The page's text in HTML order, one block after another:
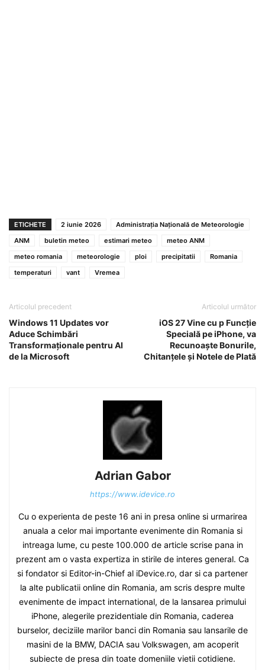
ETICHETE 2 iunie 2026
Administrația Națională de Meteorologie
ANM
buletin meteo estimari meteo
meteo ANM
meteo romania
meteorologie ploi precipitatii
Romania
temperaturi
vant Vremea
Articolul precedent
Windows 11 Updates vor
Aduce Schimbări
Transformaționale pentru AI
de la Microsoft
Articolul următor
iOS 27 Vine cu p Funcție
Specială pe iPhone, va
Recunoaște Bonurile,
Chitanțele și Notele de Plată
Adrian Gabor
https://www.idevice.ro
Cu o experienta de peste 16 ani in presa online si urmarirea
anuala a celor mai importante evenimente din Romania si
intreaga lume, cu peste 100.000 de article scrise pana in
prezent am o vasta expertiza in stirile de interes general. Ca
si fondator si Editor-in-Chief al iDevice.ro, dar si ca partener
la alte publicatii online din Romania, am scris despre multe
evenimente de impact international, de la lansarea primului
iPhone, alegerile prezidentiale din Romania, caderea
burselor, deciziile marilor banci din Romania sau lansarile de
masini de la BMW, DACIA sau Volkswagen, am acoperit
subiecte de presa din toate domeniile vietii cotidiene.